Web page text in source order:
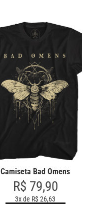
Camiseta Bad Omens
R$ 79,90
3x de R$ 26,63